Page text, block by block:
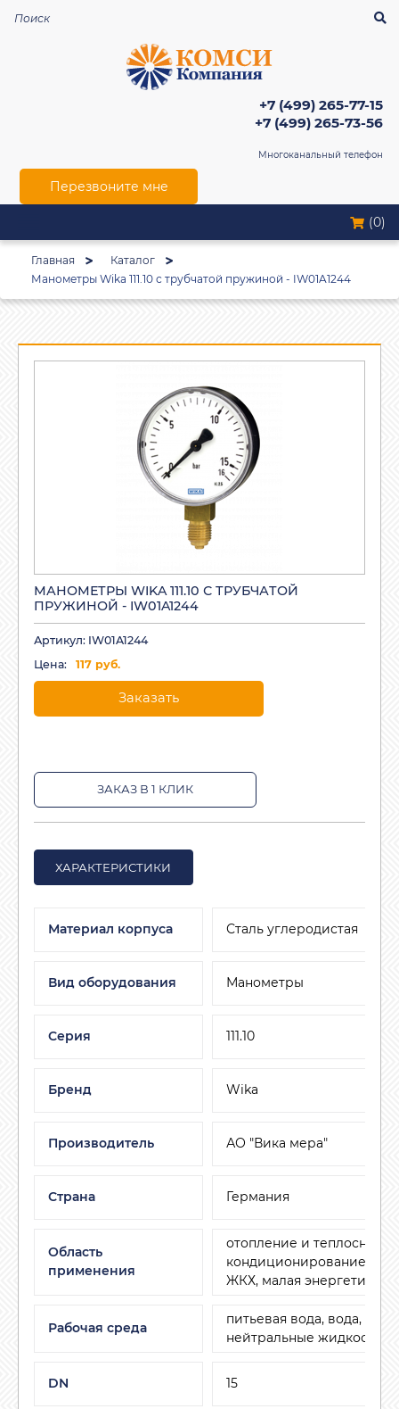
+7 (499) 265-77-15
+7 (499) 265-73-56
Многоканальный телефон
Перезвоните мне
(0)
Главная
Каталог
Манометры Wika 111.10 с трубчатой пружиной - IW01A1244
МАНОМЕТРЫ WIKA 111.10 С ТРУБЧАТОЙ
ПРУЖИНОЙ - IW01A1244
Артикул: IW01A1244
Цена:
117 руб.
Заказать
ЗАКАЗ В 1 КЛИК
ХАРАКТЕРИСТИКИ
Материал корпуса Сталь углеродистая
Вид оборудования Манометры
Серия 111.10
Бренд Wika
Производитель АО "Вика мера"
Страна Германия
Область
применения
отопление и
кондиционирование и
ЖКХ, малая энергетика
Рабочая среда
питьевая вода, вода,
нейтральные жидкости
DN 15